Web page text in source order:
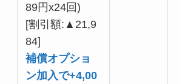
89円x24回)
[割引額:▲21,9
84]
補償オプショ
ン加入で+4,00